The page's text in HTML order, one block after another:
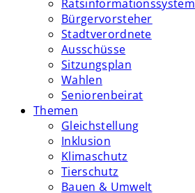
Ratsinformationssystem
Bürgervorsteher
Stadtverordnete
Ausschüsse
Sitzungsplan
Wahlen
Seniorenbeirat
Themen
Gleichstellung
Inklusion
Klimaschutz
Tierschutz
Bauen & Umwelt